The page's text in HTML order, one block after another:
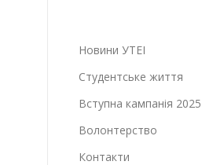
Новини УТЕІ
Студентське життя
Вступна кампанія 2025
Волонтерство
Контакти